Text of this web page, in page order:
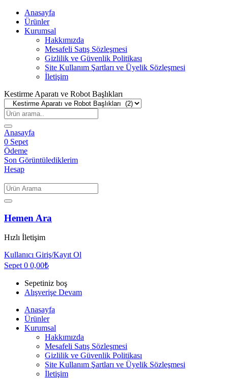
Anasayfa
Ürünler
Kurumsal
Hakkımızda
Mesafeli Satış Sözleşmesi
Gizlilik ve Güvenlik Politikası
Site Kullanım Şartları ve Üyelik Sözleşmesi
İletişim
Kestirme Aparatı ve Robot Başlıkları
Anasayfa
0 Sepet
Ödeme
Son Görüntülediklerim
Hesap
Hemen Ara
Hızlı İletişim
Kullanıcı Giriş/Kayıt Ol
Sepet 0 0,00₺
Sepetiniz boş
Alışverişe Devam
Anasayfa
Ürünler
Kurumsal
Hakkımızda
Mesafeli Satış Sözleşmesi
Gizlilik ve Güvenlik Politikası
Site Kullanım Şartları ve Üyelik Sözleşmesi
İletişim